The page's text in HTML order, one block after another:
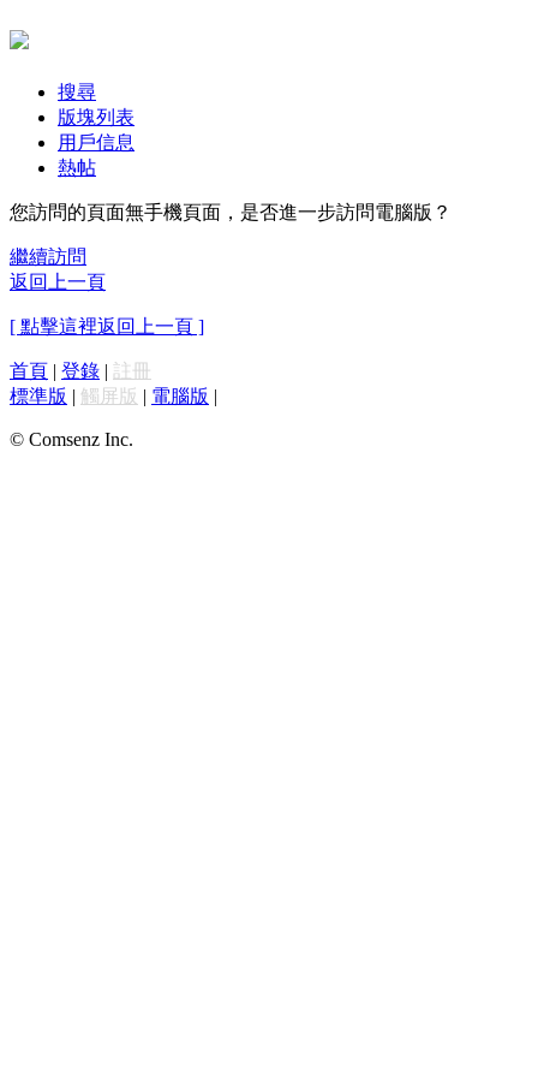
搜尋
版塊列表
用戶信息
熱帖
您訪問的頁面無手機頁面，是否進一步訪問電腦版？
繼續訪問
返回上一頁
[ 點擊這裡返回上一頁 ]
首頁 | 登錄 | 註冊
標準版 | 觸屏版 | 電腦版 |
© Comsenz Inc.